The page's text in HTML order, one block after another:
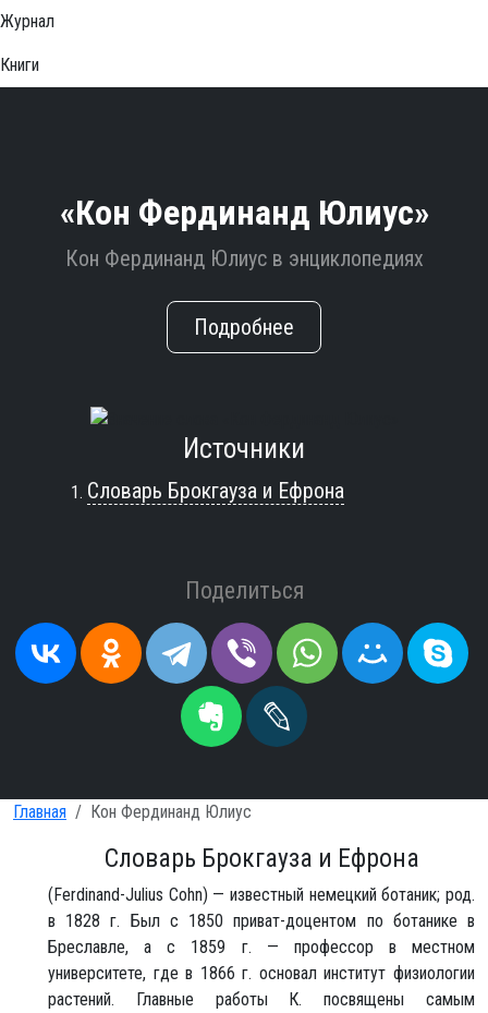
Журнал
Книги
«Кон Фердинанд Юлиус»
Кон Фердинанд Юлиус в энциклопедиях
Подробнее
Источники
Словарь Брокгауза и Ефрона
Поделиться
Главная Кон Фердинанд Юлиус
Словарь Брокгауза и Ефрона
(Ferdinand-Julius Cohn) — известный немецкий ботаник; род.
в 1828 г. Был с 1850 приват-доцентом по ботанике в
Бреславле, а с 1859 г. — профессор в местном
университете, где в 1866 г. основал институт физиологии
растений. Главные работы К. посвящены самым